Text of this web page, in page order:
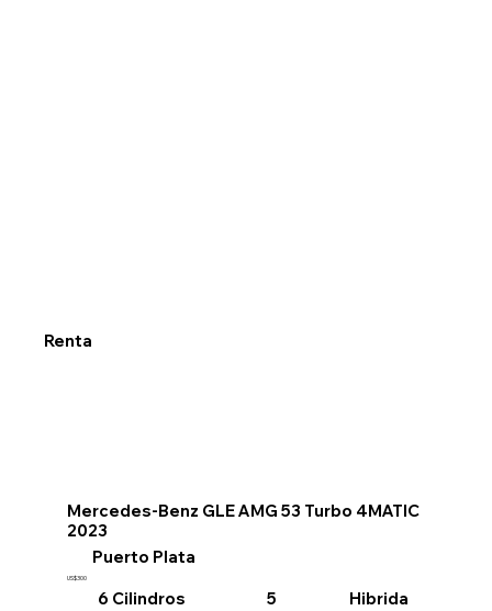
Renta
Mercedes-Benz GLE AMG 53 Turbo 4MATIC
2023
Puerto Plata
US$300
6 Cilindros 5 Hibrida